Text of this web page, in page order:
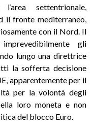
settentrionale,
il fronte mediterraneo,
con il Nord. Il
gli
lungo una direttrice
la sofferta decisione
apparentemente per il
per la volontà degli
loro moneta e non
del blocco Euro.